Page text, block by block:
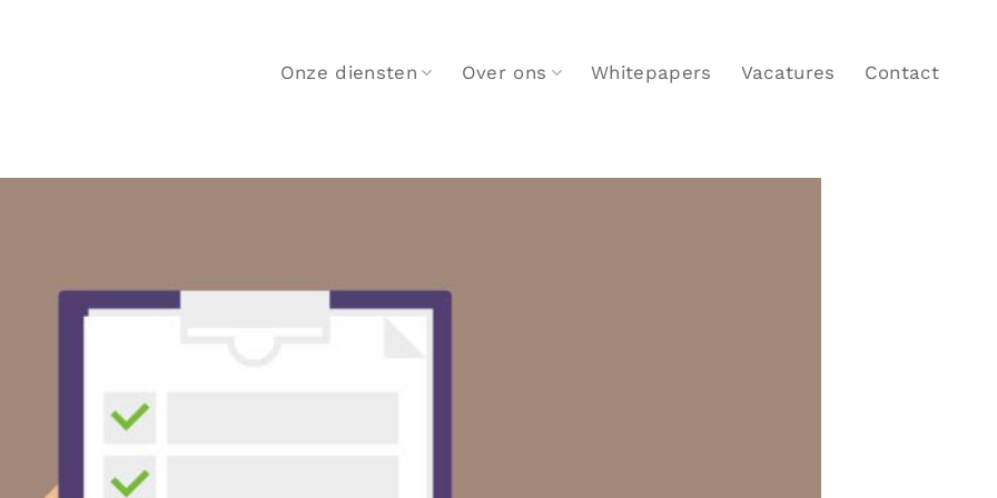
Onze diensten Over ons Whitepapers Vacatures Contact